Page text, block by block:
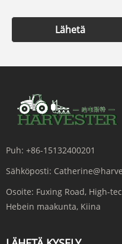
Lähetä
Puh: +86-15132400201
Sähköposti:
Osoite: Fuxing Road, High-
Hebein maakunta, Kiina